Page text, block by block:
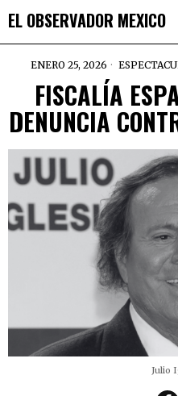
EL OBSERVADOR MEXICO
ENERO 25, 2026
FISCALÍA
DENUNCIA
Julio